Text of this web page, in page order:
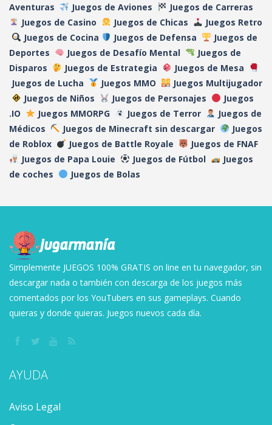
Aventuras
Juegos de Aviones
Juegos de Carreras
Juegos de Casino
Juegos de Chicas
Juegos Retro
Juegos de Cocina
Juegos de Defensa
Juegos de
Deportes
Juegos de Desafío Mental
Juegos de
Disparos
Juegos de Estrategia
Juegos de Mesa
Juegos de Lucha
Juegos MMO
Juegos Multijugador
Juegos de Niños
Juegos de Personajes
Juegos
.IO
Juegos MMORPG Juegos de Terror
Juegos de
Médicos
Juegos de Minecraft sin descargar
Juegos
de Roblox
Juegos de Battle Royale
Juegos de FNAF
Juegos de Papa Louie
Juegos de Fútbol
Juegos
de coches
Juegos de Bolas
Simplemente JUEGOS 100% GRATIS on line en tu navegador, sin
descargar nada o también con descarga de los juegos más
comentados por los YouTubers en sus gameplays. Cuando
quieras y donde quieras. Juegos nuevos cada día.
AYUDA
Aviso Legal